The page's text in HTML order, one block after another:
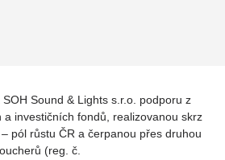
Sound & Lights s.r.o. podporu z
a investičních fondů, realizovanou skrz
pól růstu ČR a čerpanou přes druhou
(reg. č.